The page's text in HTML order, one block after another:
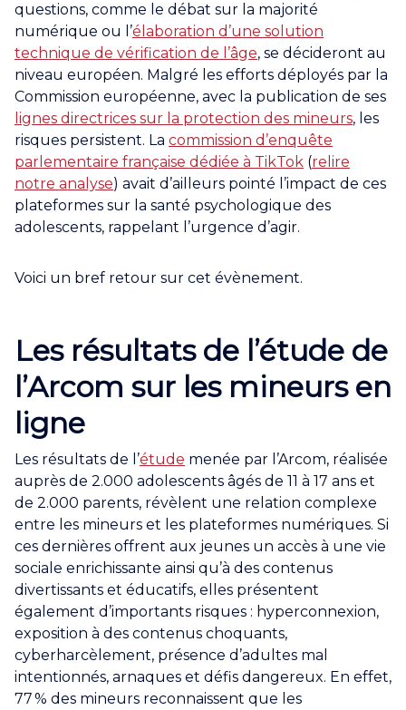
questions, comme le débat sur la majorité
numérique ou l’élaboration d’une solution
technique de vérification de l’âge, se décideront au
niveau européen. Malgré les efforts déployés par la
Commission européenne, avec la publication de ses
lignes directrices sur la protection des mineurs, les
risques persistent. La commission d’enquête
parlementaire française dédiée à TikTok (relire
notre analyse) avait d’ailleurs pointé l’impact de ces
plateformes sur la santé psychologique des
adolescents, rappelant l’urgence d’agir.
Voici un bref retour sur cet évènement.
Les résultats de l’étude de
l’Arcom sur les mineurs en
ligne
Les résultats de l’étude menée par l’Arcom, réalisée
auprès de 2.000 adolescents âgés de 11 à 17 ans et
de 2.000 parents, révèlent une relation complexe
entre les mineurs et les plateformes numériques. Si
ces dernières offrent aux jeunes un accès à une vie
sociale enrichissante ainsi qu’à des contenus
divertissants et éducatifs, elles présentent
également d’importants risques : hyperconnexion,
exposition à des contenus choquants,
cyberharcèlement, présence d’adultes mal
intentionnés, arnaques et défis dangereux. En effet,
77 % des mineurs reconnaissent que les